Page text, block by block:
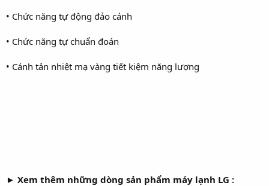
• Chức năng tự động đảo cánh
• Chức năng tự chuẩn đoán
• Cánh tản nhiệt mạ vàng tiết kiệm năng lượng
► Xem thêm những dòng sản phẩm máy lạnh LG :